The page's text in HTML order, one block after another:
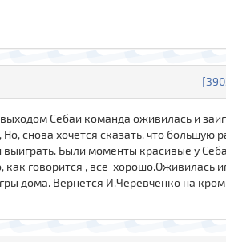
Себаи команда оживилась и
снова хочется сказать, что большую
Были моменты красивые у
говорится , все хорошо.Оживилась
дома. Вернется И.Черевченко на